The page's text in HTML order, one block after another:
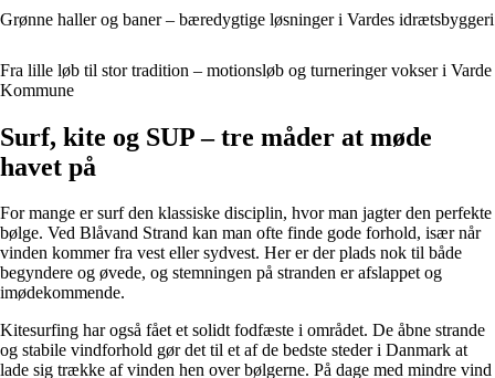
Grønne haller og baner – bæredygtige løsninger i Vardes idrætsbyggeri
Fra lille løb til stor tradition – motionsløb og turneringer vokser i Varde
Kommune
Surf, kite og SUP – tre måder at møde
havet på
For mange er surf den klassiske disciplin, hvor man jagter den perfekte
bølge. Ved Blåvand Strand kan man ofte finde gode forhold, især når
vinden kommer fra vest eller sydvest. Her er der plads nok til både
begyndere og øvede, og stemningen på stranden er afslappet og
imødekommende.
Kitesurfing har også fået et solidt fodfæste i området. De åbne strande
og stabile vindforhold gør det til et af de bedste steder i Danmark at
lade sig trække af vinden hen over bølgerne. På dage med mindre vind